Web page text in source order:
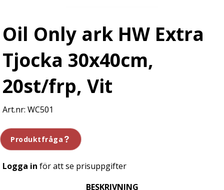
Oil Only ark HW Extra
Tjocka 30x40cm,
20st/frp, Vit
WC501
Produktfråga
Logga in för att se prisuppgifter
BESKRIVNING